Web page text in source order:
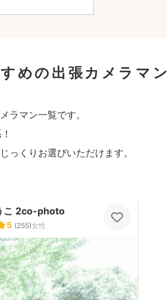
めの出張カメラマン
ラマン一覧です。
っくりお選びいただけます。
こ 2co-photo
5 (255)女性